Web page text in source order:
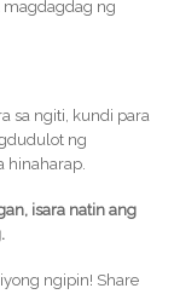
ng
sa ngiti, kundi para
ng
hinaharap.
isara natin ang
ngipin! Share